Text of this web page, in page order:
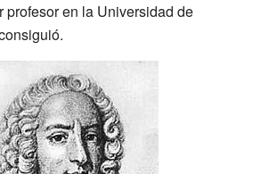
profesor en la Universidad de